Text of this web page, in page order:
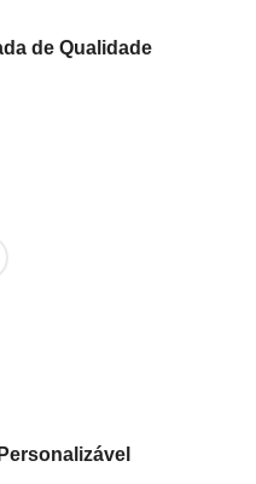
de Qualidade